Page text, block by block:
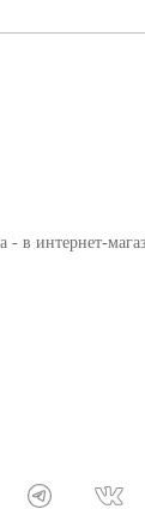
- в интернет-